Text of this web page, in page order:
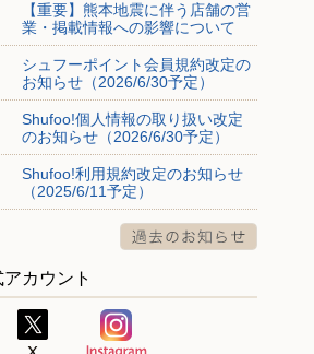
ワー店
522
マックスバリュ郷津店
〒515-0002 三重県松阪市郷津町204-1
【重要】熊本地震に伴う店舗の営
業・掲載情報への影響について
シュフーポイント会員規約改定の
お知らせ（2026/6/30予定）
Shufoo!個人情報の取り扱い改定
のお知らせ（2026/6/30予定）
Shufoo!利用規約改定のお知らせ
（2025/6/11予定）
カウント